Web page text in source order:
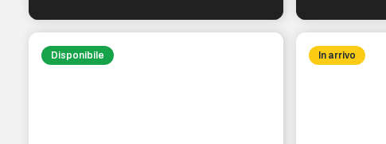
Disponibile In arrivo